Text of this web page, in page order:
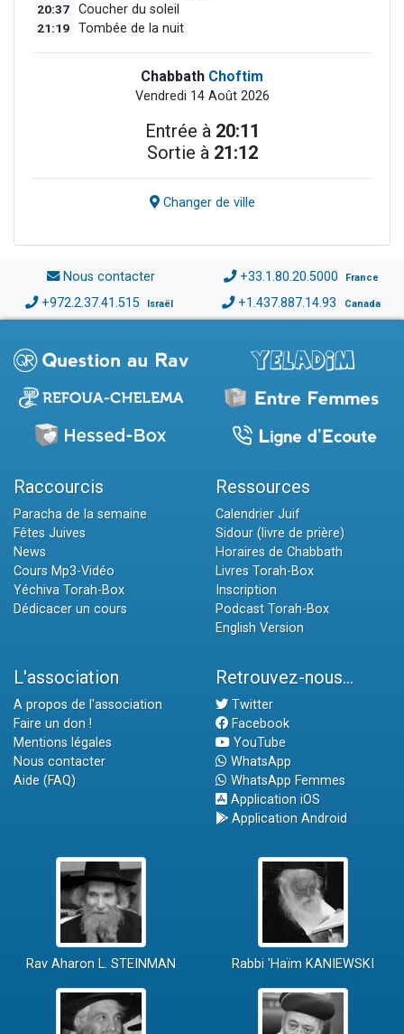
20:37 Coucher du soleil
21:19 Tombée de la nuit
Chabbath Choftim
Vendredi 14 Août 2026
Entrée à 20:11
Sortie à 21:12
Changer de ville
Nous contacter +33.1.80.20.5000 France
+972.2.37.41.515 Israël +1.437.887.14.93 Canada
Raccourcis
Paracha de la semaine
Fêtes Juives
News
Cours Mp3-Vidéo
Yéchiva Torah-Box
Dédicacer un cours
Ressources
Calendrier Juif
Sidour (livre de prière)
Horaires de Chabbath
Livres Torah-Box
Inscription
Podcast Torah-Box
English Version
L'association
A propos de l'association
Faire un don !
Mentions légales
Nous contacter
Aide (FAQ)
Retrouvez-nous...
Twitter
Facebook
YouTube
WhatsApp
WhatsApp Femmes
Application iOS
Application Android
Rav Aharon L. STEINMAN Rabbi 'Haïm KANIEWSKI